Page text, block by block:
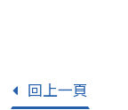
回上一頁